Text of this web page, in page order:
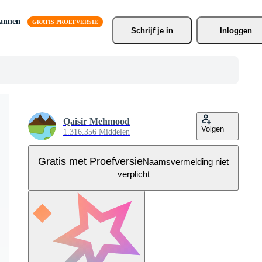
Schrijf je in Inloggen
Qaisir Mehmood
1.316.356 Middelen Volgen
Gratis met ProefversieNaamsvermelding niet
verplicht